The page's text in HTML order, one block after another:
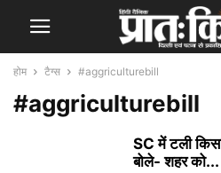
होम टैग्स #aggriculturebill
#aggriculturebill
SC में टली
बोले- शहर को...